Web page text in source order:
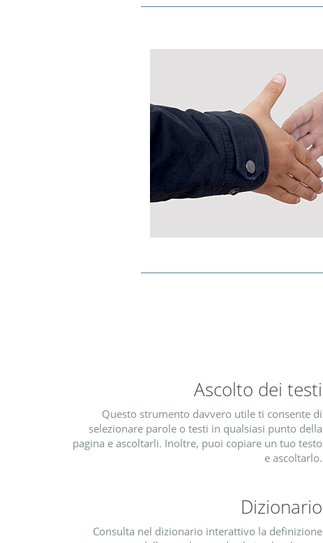
Ascolto dei testi
Questo strumento davvero utile ti consente di
selezionare parole o testi in qualsiasi punto della
pagina e ascoltarli. Inoltre, puoi copiare un tuo testo
e ascoltarlo.
Dizionario
Consulta nel dizionario interattivo la definizione